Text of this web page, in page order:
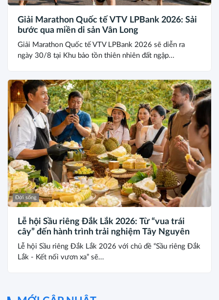
Giải Marathon Quốc tế VTV LPBank 2026: Sải
bước qua miền di sản Vân Long
Giải Marathon Quốc tế VTV LPBank 2026 sẽ diễn ra
ngày 30/8 tại Khu bảo tồn thiên nhiên đất ngập...
Đời sống
Lễ hội Sầu riêng Đắk Lắk 2026: Từ “vua trái
cây” đến hành trình trải nghiệm Tây Nguyên
Lễ hội Sầu riêng Đắk Lắk 2026 với chủ đề “Sầu riêng Đắk
Lắk - Kết nối vươn xa” sẽ...